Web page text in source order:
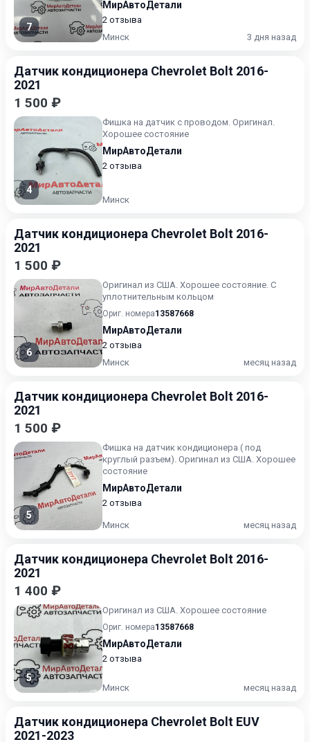
7
МирАвтоДетали
2 отзыва
Минск
3 дня назад
Датчик кондиционера Chevrolet Bolt 2016-
2021
1 500 ₽
4
Фишка на датчик с проводом. Оригинал.
Хорошее состояние
МирАвтоДетали
2 отзыва
Минск
Датчик кондиционера Chevrolet Bolt 2016-
2021
1 500 ₽
6
Оригинал из США. Хорошее состояние. С
уплотнительным кольцом
Ориг. номера13587668
МирАвтоДетали
2 отзыва
Минск
месяц назад
Датчик кондиционера Chevrolet Bolt 2016-
2021
1 500 ₽
5
Фишка на датчик кондиционера ( под
круглый разъем). Оригинал из США. Хорошее
состояние
МирАвтоДетали
2 отзыва
Минск месяц назад
Датчик кондиционера Chevrolet Bolt 2016-
2021
1 400 ₽
5
Оригинал из США. Хорошее состояние
Ориг. номера13587668
МирАвтоДетали
2 отзыва
Минск месяц назад
Датчик кондиционера Chevrolet Bolt EUV
2021-2023